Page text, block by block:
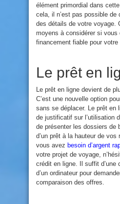
élément primordial dans
cela, il n’est pas possible de
des détails de votre voyage.
moyens à considérer si vous
financement fiable pour
Le prêt en
Le prêt en ligne devient de
C’est une nouvelle option
sans se déplacer. Le prêt en
de justificatif sur l’utilisation
de présenter les dossiers de
d’un prêt à la hauteur de
vous avez besoin d’argent
votre projet de voyage,
crédit en ligne. Il suffit d’une
d’un ordinateur pour
comparaison des offres.